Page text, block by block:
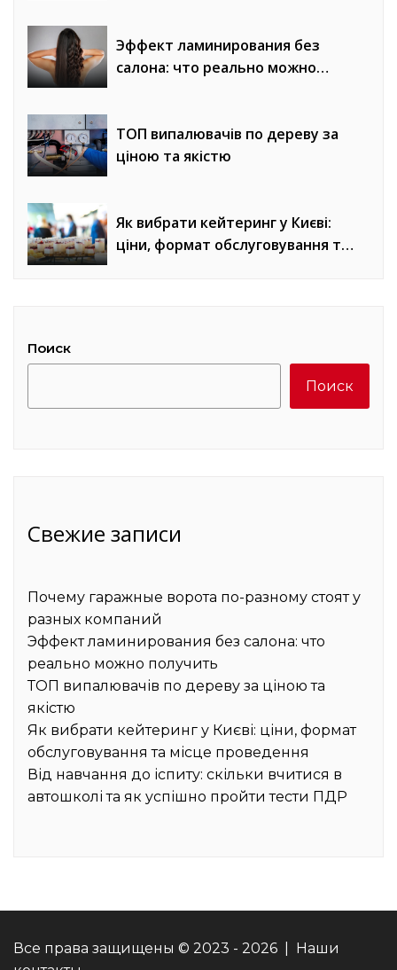
Эффект ламинирования без
салона: что реально можно
ТОП випалювачів по дереву за
ціною та якістю
Як вибрати кейтеринг у Києві:
ціни, формат обслуговування та
Поиск
Поиск
Свежие записи
Почему гаражные ворота по-разному стоят у
разных компаний
Эффект ламинирования без салона: что
реально можно получить
ТОП випалювачів по дереву за ціною та
якістю
Як вибрати кейтеринг у Києві: ціни, формат
обслуговування та місце проведення
Від навчання до іспиту: скільки вчитися в
автошколі та як успішно пройти тести ПДР
Все права защищены © 2023 - 2026 | Наши